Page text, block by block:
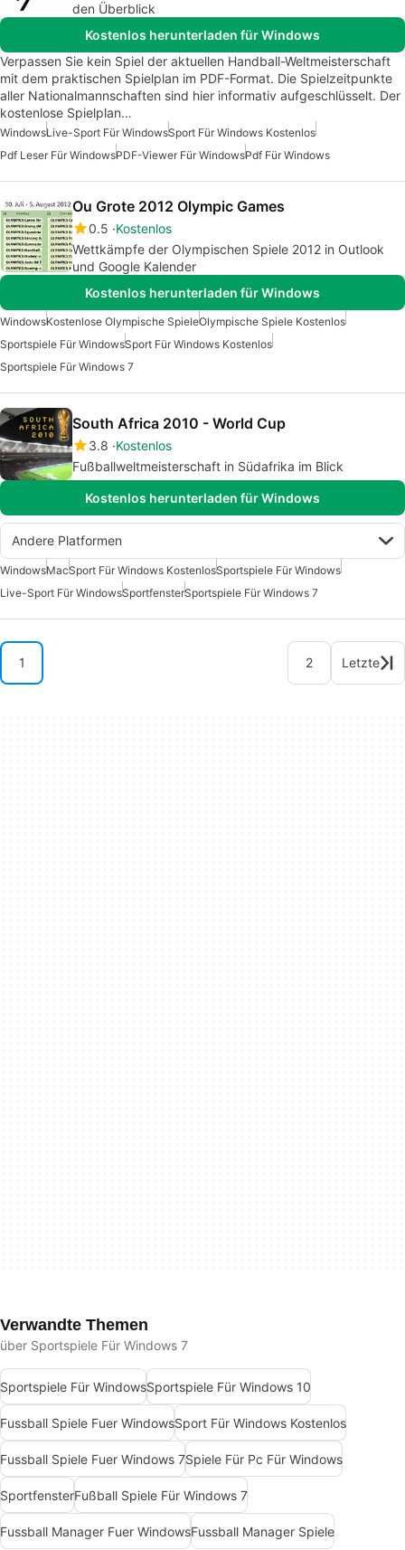
den Überblick
Kostenlos herunterladen für Windows
Verpassen Sie kein Spiel der aktuellen Handball-Weltmeisterschaft
mit dem praktischen Spielplan im PDF-Format. Die Spielzeitpunkte
aller Nationalmannschaften sind hier informativ aufgeschlüsselt. Der
kostenlose Spielplan…
WindowsLive-Sport Für WindowsSport Für Windows Kostenlos
Pdf Leser Für WindowsPDF-Viewer Für WindowsPdf Für Windows
Ou Grote 2012 Olympic Games
0.5 Kostenlos
Wettkämpfe der Olympischen Spiele 2012 in Outlook
und Google Kalender
Kostenlos herunterladen für Windows
WindowsKostenlose Olympische SpieleOlympische Spiele Kostenlos
Sportspiele Für WindowsSport Für Windows Kostenlos
Sportspiele Für Windows 7
South Africa 2010 - World Cup
3.8 Kostenlos
Fußballweltmeisterschaft in Südafrika im Blick
Kostenlos herunterladen für Windows
Andere Platformen
WindowsMacSport Für Windows KostenlosSportspiele Für Windows
Live-Sport Für WindowsSportfensterSportspiele Für Windows 7
1 2 Letzte
Verwandte Themen
über Sportspiele Für Windows 7
Sportspiele Für WindowsSportspiele Für Windows 10
Fussball Spiele Fuer WindowsSport Für Windows Kostenlos
Fussball Spiele Fuer Windows 7Spiele Für Pc Für Windows
SportfensterFußball Spiele Für Windows 7
Fussball Manager Fuer WindowsFussball Manager Spiele